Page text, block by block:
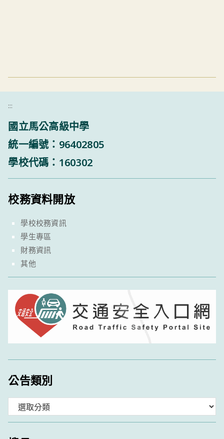
:::
國立馬公高級中學
統一編號：96402805
學校代碼：160302
校務資料開放
學校校務資訊
學生專區
財務資訊
其他
公告類別
類